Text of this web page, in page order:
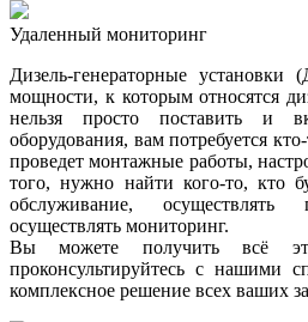
Удаленный мониторинг
Дизель-генераторные
мощности, к которым относятся
нельзя просто поставить и
оборудования, вам потребуется
проведет монтажные работы,
того, нужно найти кого-то, кто
обслуживание,
осуществлять мониторинг.
Вы можете получить всё
проконсультируйтесь с нашими
комплексное решение всех ваших